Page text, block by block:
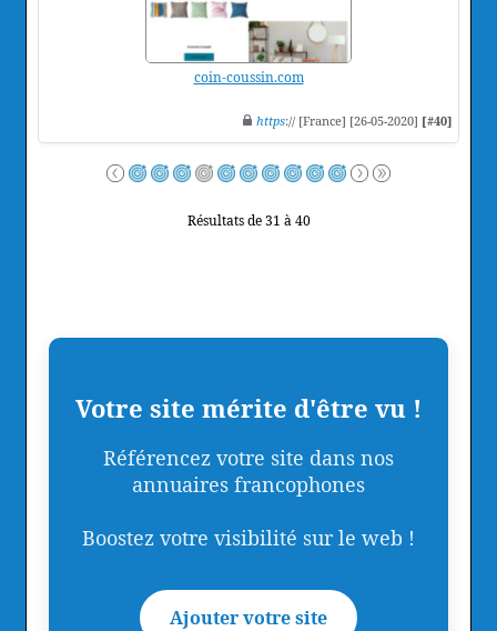
coin-coussin.com
https:// [France] [26-05-2020] [#40]
Résultats de 31 à 40
Votre site mérite d'être vu !
Référencez votre site dans nos
annuaires francophones
Boostez votre visibilité sur le web !
Ajouter votre site